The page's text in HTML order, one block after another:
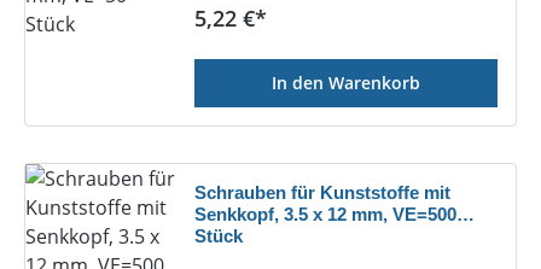
Regulärer Preis:
5,22 €*
In den Warenkorb
Schrauben für Kunststoffe mit
Senkkopf, 3.5 x 12 mm, VE=500
Stück